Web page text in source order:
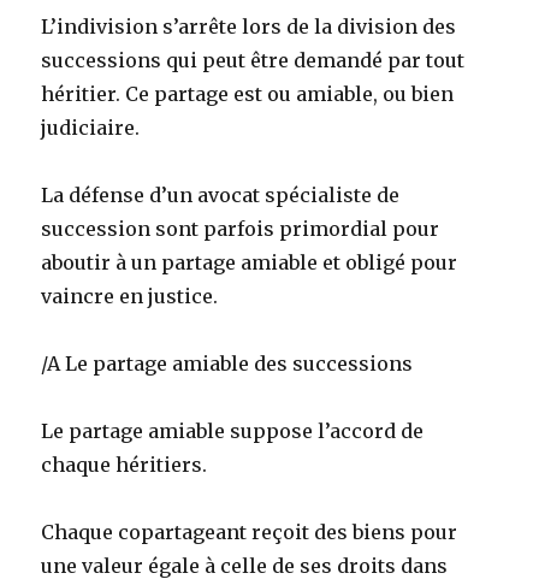
L’indivision s’arrête lors de la division des
successions qui peut être demandé par tout
héritier. Ce partage est ou amiable, ou bien
judiciaire.
La défense d’un avocat spécialiste de
succession sont parfois primordial pour
aboutir à un partage amiable et obligé pour
vaincre en justice.
/A Le partage amiable des successions
Le partage amiable suppose l’accord de
chaque héritiers.
Chaque copartageant reçoit des biens pour
une valeur égale à celle de ses droits dans